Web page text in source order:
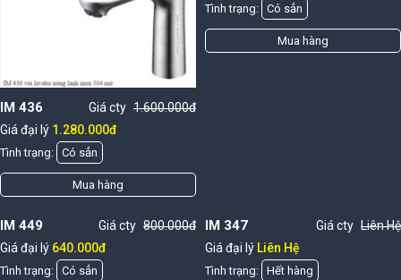
IM 436 Giá cty 1.600.000đ
Giá đại lý 1.280.000đ
Tình trạng: Có sẳn
Mua hàng
Tình trạng: Có sẳn
Mua hàng
IM 449 Giá cty 800.000đ
Giá đại lý 640.000đ
Tình trạng: Có sẳn
IM 347 Giá cty Liên Hệ
Giá đại lý Liên Hệ
Tình trạng: Hết hàng